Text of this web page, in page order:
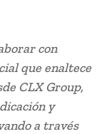
con
que enaltece
CLX Group,
y
a través